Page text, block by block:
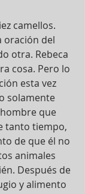
camellos.
oración del
otra. Rebeca
cosa. Pero lo
esta vez
solamente
que
tanto tiempo,
de que él no
animales
Después de
y alimento